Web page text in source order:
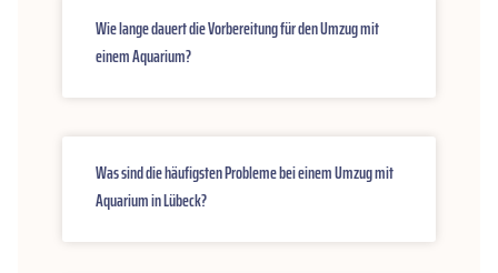
Wie lange dauert die Vorbereitung für den Umzug mit
einem Aquarium?
Was sind die häufigsten Probleme bei einem Umzug mit
Aquarium in Lübeck?